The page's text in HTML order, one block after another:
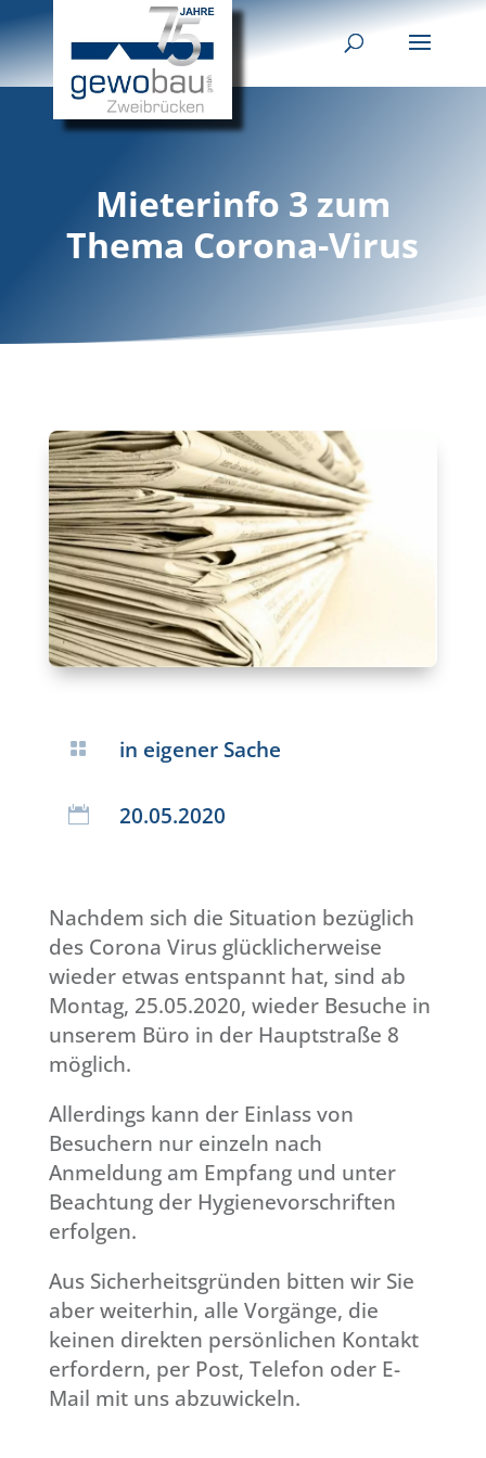
Mieterinfo 3 zum
Thema Corona-Virus
 in eigener Sache
 20.05.2020
Nachdem sich die Situation bezüglich
des Corona Virus glücklicherweise
wieder etwas entspannt hat, sind ab
Montag, 25.05.2020, wieder Besuche in
unserem Büro in der Hauptstraße 8
möglich.
Allerdings kann der Einlass von
Besuchern nur einzeln nach
Anmeldung am Empfang und unter
Beachtung der Hygienevorschriften
erfolgen.
Aus Sicherheitsgründen bitten wir Sie
aber weiterhin, alle Vorgänge, die
keinen direkten persönlichen Kontakt
erfordern, per Post, Telefon oder E-
Mail mit uns abzuwickeln.